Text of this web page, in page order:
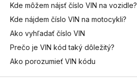
Kde môžem nájsť číslo VIN na vozidle?
Kde nájdem číslo VIN na motocykli?
Ako vyhľadať číslo VIN
Prečo je VIN kód taký dôležitý?
Ako porozumieť VIN kódu